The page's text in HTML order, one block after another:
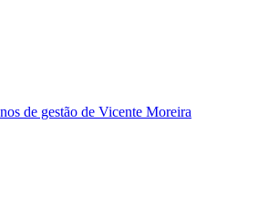
de gestão de Vicente Moreira